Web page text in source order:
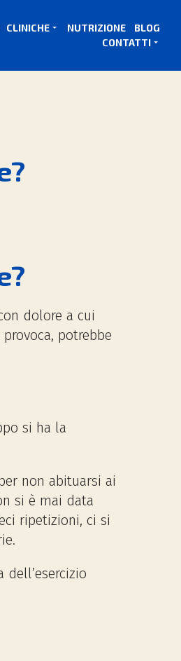
CLINICHE NUTRIZIONE
BLOG
CONTATTI
dolore a cui
potrebbe
si ha la
non abituarsi ai
si è mai data
ripetizioni, ci si